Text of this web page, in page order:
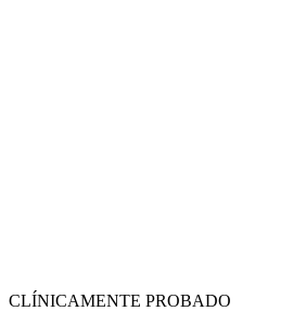
CLÍNICAMENTE PROBADO